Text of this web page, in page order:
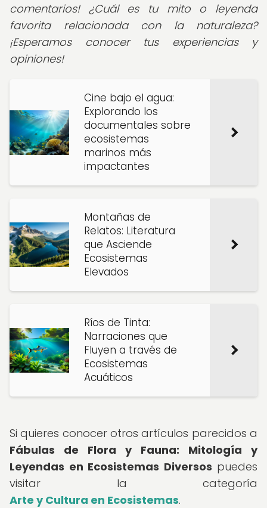
comentarios! ¿Cuál es tu mito o leyenda
favorita relacionada con la naturaleza?
¡Esperamos conocer tus experiencias y
opiniones!
Cine bajo el agua:
Explorando los
documentales sobre
ecosistemas
marinos más
impactantes
Montañas de
Relatos: Literatura
que Asciende
Ecosistemas
Elevados
Ríos de Tinta:
Narraciones que
Fluyen a través de
Ecosistemas
Acuáticos
Si quieres conocer otros artículos parecidos a
Fábulas de Flora y Fauna: Mitología y
Leyendas en Ecosistemas Diversos puedes
visitar la categoría
Arte y Cultura en Ecosistemas.